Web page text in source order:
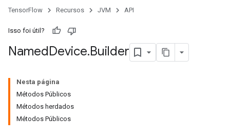
TensorFlow Recursos JVM API
Isso foi útil?
NamedDevice.Builder
Nesta página
Métodos Públicos
Métodos herdados
Métodos Públicos